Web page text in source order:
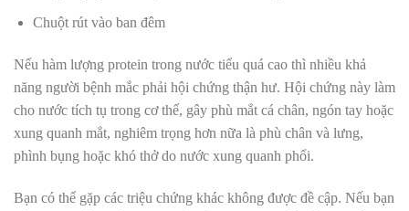
Chuột rút vào ban đêm
Nếu hàm lượng protein trong nước tiểu quá cao thì nhiều khả
năng người bệnh mắc phải hội chứng thận hư. Hội chứng này làm
cho nước tích tụ trong cơ thể, gây phù mắt cá chân, ngón tay hoặc
xung quanh mắt, nghiêm trọng hơn nữa là phù chân và lưng,
phình bụng hoặc khó thở do nước xung quanh phổi.
Bạn có thể gặp các triệu chứng khác không được đề cập. Nếu bạn